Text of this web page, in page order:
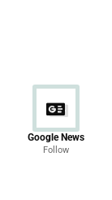
Google News
Follow